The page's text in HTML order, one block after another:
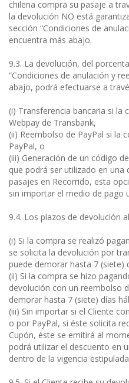
chilena compra su pasaje a
la devolución NO está
sección “Condiciones de
encuentra más abajo.
9.3. La devolución, del
“Condiciones de anulación y
abajo, podrá efectuarse a
(i) Transferencia bancaria si la
Webpay de Transbank,
(ii) Reembolso de PayPal si la
PayPal, o
(iii) Generación de un código
que podrá ser utilizado en una
pasajes en Recorrido, esta
sin importar el medio de pago
9.4. Los plazos de devolución
(i) Si la compra se realizó
se solicita la devolución por
puede demorar hasta 7 (siete)
(ii) Si la compra se hizo
devolución con un reembolso
demorar hasta 7 (siete) días
(iii) Sin importar si el Cliente
o por PayPal, si éste solicita
Cupón, éste se emitirá al
podrá utilizar el descuento en
dentro de la vigencia